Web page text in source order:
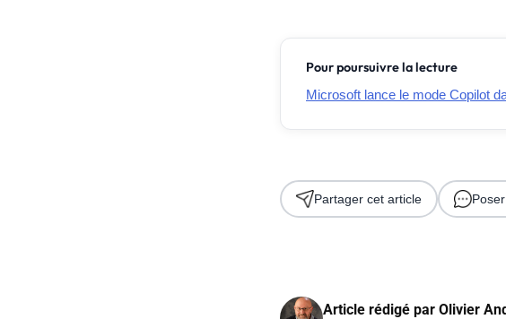
Pour poursuivre la lecture
Microsoft lance le mode Copilot
Partager cet article
Article rédigé par Olivier